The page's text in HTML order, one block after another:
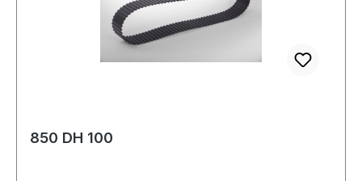
850 DH 100